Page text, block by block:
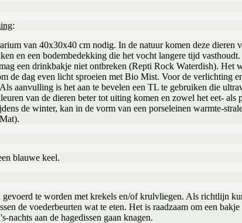
:
van 40x30x40 cm nodig. In de natuur komen deze
en een bodembedekking die het vocht langere tijd
een drinkbakje niet ontbreken (Repti Rock Waterdish).
de dag even licht sproeien met Bio Mist. Voor de
aanvulling is het aan te bevelen een TL te gebruiken die
van de dieren beter tot uiting komen en zowel het eet-
de winter, kan in de vorm van een porseleinen warmte-
blauwe keel.
te worden met krekels en/of krulvliegen. Als richtlijn
de voederbeurten wat te eten. Het is raadzaam om een
nachts aan de hagedissen gaan knagen.